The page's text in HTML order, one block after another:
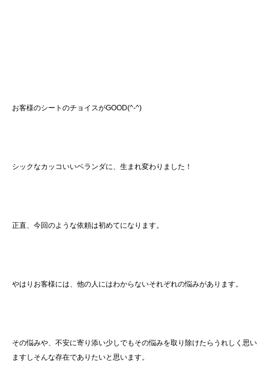
お客様のシートのチョイスがGOOD(^-^)
シックなカッコいいベランダに、生まれ変わりました！
正直、今回のような依頼は初めてになります。
やはりお客様には、他の人にはわからないそれぞれの悩みがあります。
その悩みや、不安に寄り添い少しでもその悩みを取り除けたらうれしく思い
ますしそんな存在でありたいと思います。